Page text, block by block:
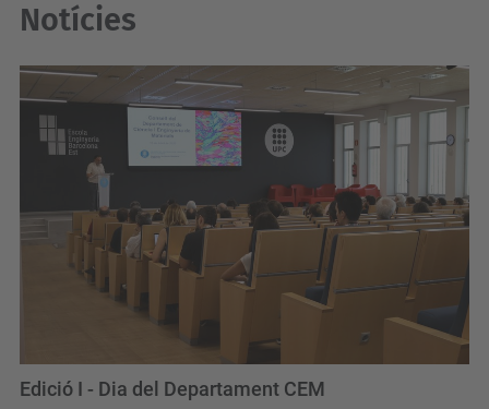
Notícies
Edició I - Dia del Departament CEM